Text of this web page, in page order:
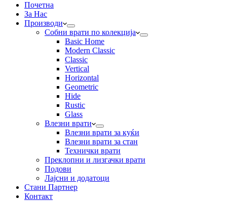
Почетна
За Нас
Производи
Собни врати по колекција
Basic Home
Modern Classic
Classic
Vertical
Horizontal
Geometric
Hide
Rustic
Glass
Влезни врати
Влезни врати за куќи
Влезни врати за стан
Технички врати
Преклопни и лизгачки врати
Подови
Лајсни и додатоци
Стани Партнер
Контакт